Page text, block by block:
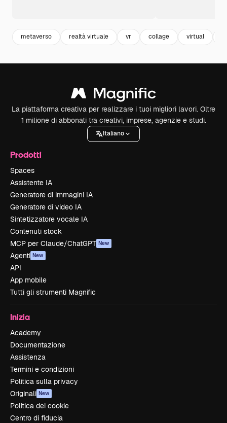
metaverso realtà virtuale vr collage virtual
La piattaforma creativa per realizzare i tuoi migliori lavori. Oltre
1 milione di abbonati tra creativi, imprese, agenzie e studi.
Italiano
Prodotti
Spaces
Assistente IA
Generatore di immagini IA
Generatore di video IA
Sintetizzatore vocale IA
Contenuti stock
MCP per Claude/ChatGPT New
Agenti New
API
App mobile
Tutti gli strumenti Magnific
Inizia
Academy
Documentazione
Assistenza
Termini e condizioni
Politica sulla privacy
Originali New
Politica dei cookie
Centro di fiducia